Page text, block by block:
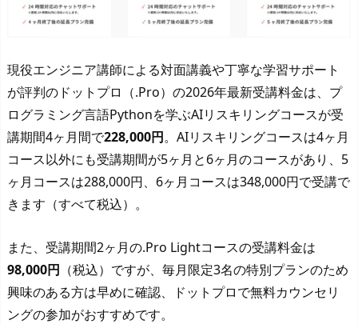
現役エンジニア講師による対面講義や丁寧な学習サポート
が評判のドットプロ（.Pro）の2026年最新受講料金は、プ
ログラミング言語Pythonを学ぶAIリスキリングコースが受
講期間4ヶ月間で228,000円。AIリスキリングコースは4ヶ月
コース以外にも受講期間が5ヶ月と6ヶ月のコースがあり、5
ヶ月コースは288,000円、6ヶ月コースは348,000円で受講で
きます（すべて税込）。
また、受講期間2ヶ月の.Pro Lightコースの受講料金は
98,000円 （税込）ですが、毎月限定3名の特別プランのため
興味のある方は早めに確認、ドットプロで無料カウンセリ
ングの参加がおすすめです。